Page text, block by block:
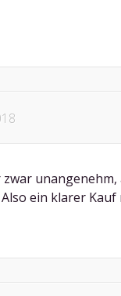
unangenehm,
ein klarer